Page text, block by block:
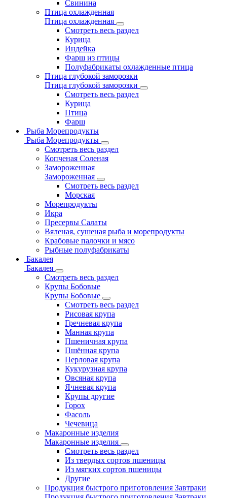
Свинина
Птица охлажденная
Птица охлажденная
Смотреть весь раздел
Курица
Индейка
Фарш из птицы
Полуфабрикаты охлажденные птица
Птица глубокой заморозки
Птица глубокой заморозки
Смотреть весь раздел
Курица
Птица
Фарш
Рыба Морепродукты
Рыба Морепродукты
Смотреть весь раздел
Копченая Соленая
Замороженная
Замороженная
Смотреть весь раздел
Морская
Морепродукты
Икра
Пресервы Салаты
Вяленая, сушеная рыба и морепродукты
Крабовые палочки и мясо
Рыбные полуфабрикаты
Бакалея
Бакалея
Смотреть весь раздел
Крупы Бобовые
Крупы Бобовые
Смотреть весь раздел
Рисовая крупа
Гречневая крупа
Манная крупа
Пшеничная крупа
Пшённая крупа
Перловая крупа
Кукурузная крупа
Овсяная крупа
Ячневая крупа
Крупы другие
Горох
Фасоль
Чечевица
Макаронные изделия
Макаронные изделия
Смотреть весь раздел
Из твердых сортов пшеницы
Из мягких сортов пшеницы
Другие
Продукция быстрого приготовления Завтраки